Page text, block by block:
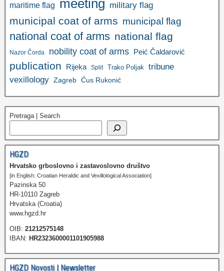
maritime flag meeting military flag
municipal coat of arms municipal flag
national coat of arms national flag
Nazor Čorda nobility coat of arms Peić Čaldarović
publication Rijeka Split Trako Poljak tribune
vexillology Zagreb Ćus Rukonić
Pretraga | Search
HGZD
Hrvatsko grboslovno i zastavoslovno društvo
[in English: Croatian Heraldic and Vexillological Association]
Pazinska 50
HR-10110 Zagreb
Hrvatska (Croatia)
www.hgzd.hr
OIB: 21212575148
IBAN: HR2323600001101905988
HGZD Novosti | Newsletter